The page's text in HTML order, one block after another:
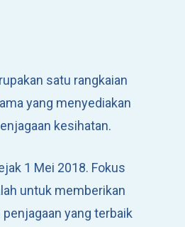
satu rangkaian
yang menyediakan
kesihatan.
1 Mei 2018. Fokus
untuk memberikan
yang terbaik